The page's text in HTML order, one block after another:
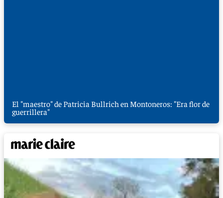
El "maestro" de Patricia Bullrich en Montoneros: "Era flor de
guerrillera"